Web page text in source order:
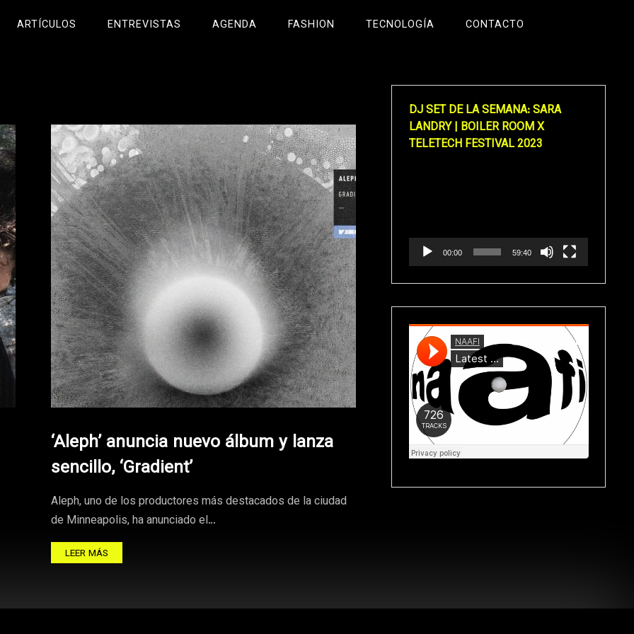
ARTÍCULOS ENTREVISTAS AGENDA FASHION TECNOLOGÍA CONTACTO
‘Aleph’ anuncia nuevo álbum y lanza
sencillo, ‘Gradient’
Aleph, uno de los productores más destacados de la ciudad
de Minneapolis, ha anunciado el…
LEER MÁS
DJ SET DE LA SEMANA: SARA
LANDRY | BOILER ROOM X
TELETECH FESTIVAL 2023
00:00 59:40